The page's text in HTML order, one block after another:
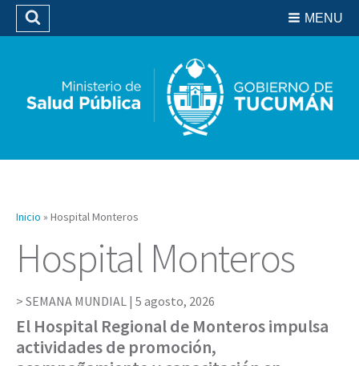
Biblioteca
MENU
Buscar
Inicio » Hospital Monteros
Hospital Monteros
SEMANA MUNDIAL | 5 agosto, 2026
El Hospital Regional de Monteros impulsa
actividades de promoción,